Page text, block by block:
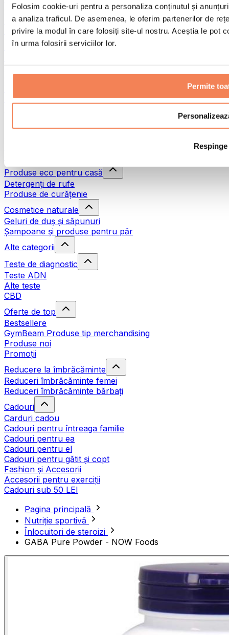
Folosim cookie-uri pentru a personaliza conținutul și
a analiza traficul. De asemenea, le oferim partenerilor de
privire la modul în care folosiți site-ul nostru. Aceștia le pot
în urma folosirii serviciilor lor.
Permite
Respinge
Genți și accesorii pentru alimente
Genți pentru sala de sport
Rucsacuri
Accesorii în funcție de activitate
Sporturi de contact
Terapie prin frig
Produse eco pentru casă
Detergenți de rufe
Produse de curățenie
Cosmetice naturale
Geluri de duș și săpunuri
Șampoane și produse pentru păr
Alte categorii
Teste de diagnostic
Teste ADN
Alte teste
CBD
Oferte de top
Bestsellere
GymBeam Produse tip merchandising
Produse noi
Promoții
Reducere la îmbrăcăminte
Reduceri îmbrăcăminte femei
Reduceri îmbrăcăminte bărbați
Cadouri
Carduri cadou
Cadouri pentru întreaga familie
Cadouri pentru ea
Cadouri pentru el
Cadouri pentru gătit și copt
Fashion și Accesorii
Accesorii pentru exerciții
Cadouri sub 50 LEI
Pagina principală
Nutriție sportivă
Înlocuitori de steroizi
GABA Pure Powder - NOW Foods